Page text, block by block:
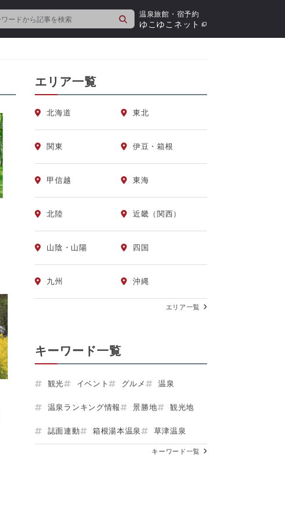
検
索
温泉旅館・宿予約
ゆこゆこネット
エリア一覧
北海道 東北
関東 伊豆・箱根
甲信越 東海
北陸 近畿（関西）
山陰・山陽 四国
九州 沖縄
エリア一覧
キーワード一覧
観光 イベント グルメ 温泉
温泉ランキング情報 景勝地 観光地
誌面連動 箱根湯本温泉 草津温泉
キーワード一覧